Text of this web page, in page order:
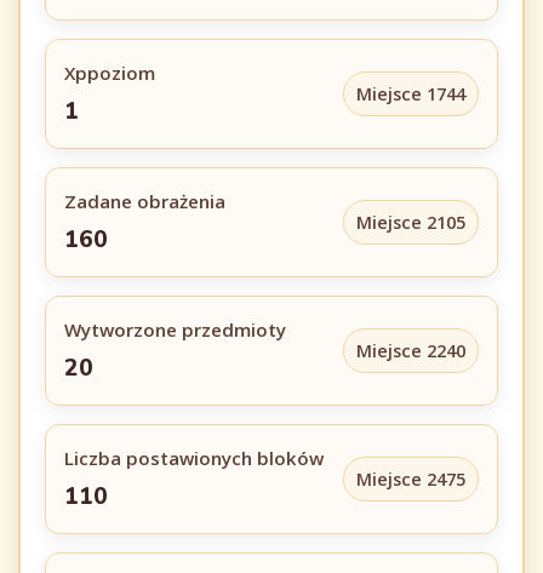
Xppoziom
1
Miejsce 1744
Zadane obrażenia
160
Miejsce 2105
Wytworzone przedmioty
20
Miejsce 2240
Liczba postawionych bloków
110
Miejsce 2475